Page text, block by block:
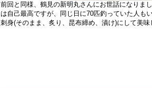
前回と同様、鶴見の新明丸さんにお世話になりま
は自己最高ですが、同じ日に70匹釣っていた人も
刺身(そのまま、炙り、昆布締め、漬け)にして美